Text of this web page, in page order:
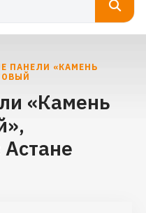
ПАНЕЛИ «КАМЕНЬ
«Камень